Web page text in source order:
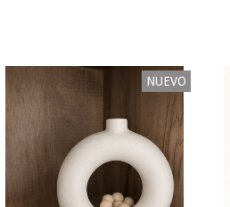
NUEVO